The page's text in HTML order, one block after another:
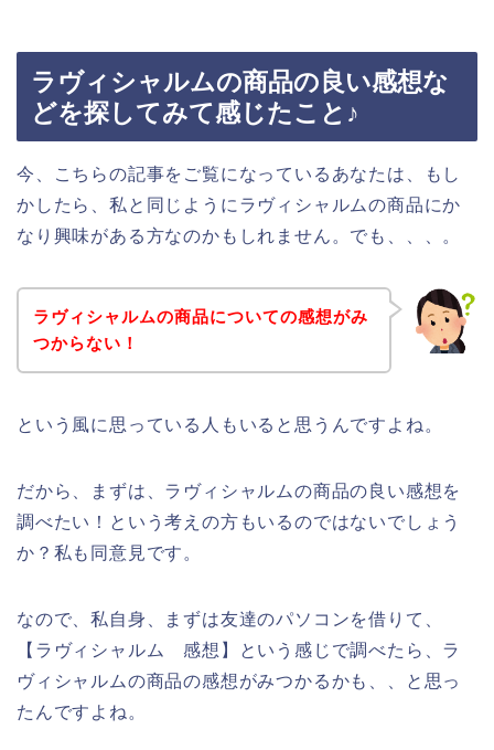
ラヴィシャルムの商品の良い感想な
どを探してみて感じたこと♪
今、こちらの記事をご覧になっているあなたは、もし
かしたら、私と同じようにラヴィシャルムの商品にか
なり興味がある方なのかもしれません。でも、、、。
ラヴィシャルムの商品についての感想がみ
つからない！
という風に思っている人もいると思うんですよね。
だから、まずは、ラヴィシャルムの商品の良い感想を
調べたい！という考えの方もいるのではないでしょう
か？私も同意見です。
なので、私自身、まずは友達のパソコンを借りて、
【ラヴィシャルム 感想】という感じで調べたら、ラ
ヴィシャルムの商品の感想がみつかるかも、、と思っ
たんですよね。